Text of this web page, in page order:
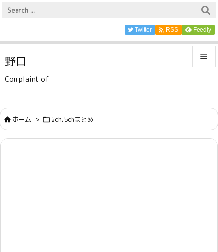

サイド

前へ
Twitter  RSS Feedly
野口
Complaint of
ホーム > 2ch,5chまとめ